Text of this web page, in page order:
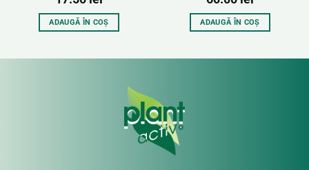
ADAUGĂ ÎN COȘ ADAUGĂ ÎN COȘ